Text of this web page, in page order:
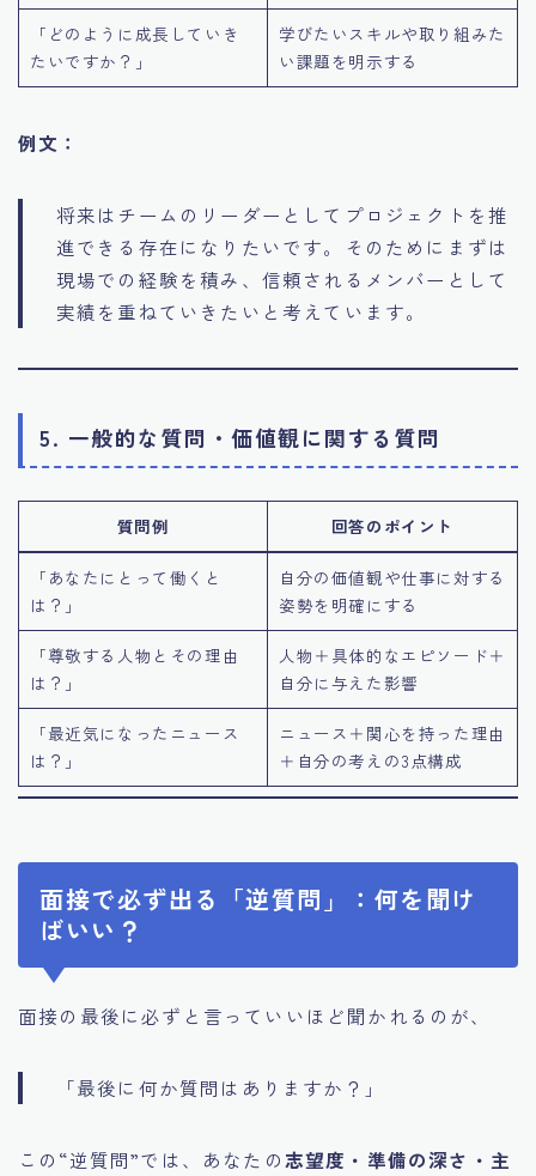
「どのように成長していき
たいですか？」
学びたいスキルや取り組みた
い課題を明示する
例文：
将来はチームのリーダーとしてプロジェクトを推
進できる存在になりたいです。そのためにまずは
現場での経験を積み、信頼されるメンバーとして
実績を重ねていきたいと考えています。
5. 一般的な質問・価値観に関する質問
質問例 回答のポイント
「あなたにとって働くと
は？」
自分の価値観や仕事に対する
姿勢を明確にする
「尊敬する人物とその理由
は？」
人物＋具体的なエピソード＋
自分に与えた影響
「最近気になったニュース
は？」
ニュース＋関心を持った理由
＋自分の考えの3点構成
面接で必ず出る「逆質問」：何を聞け
ばいい？
面接の最後に必ずと言っていいほど聞かれるのが、
「最後に何か質問はありますか？」
この“逆質問”では、あなたの 志望度・準備の深さ・主